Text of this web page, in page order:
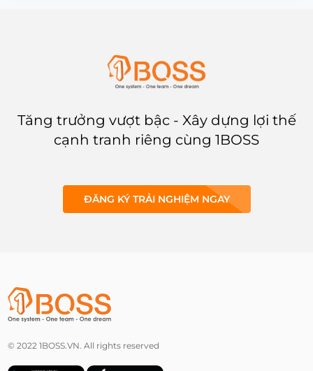
Tăng trưởng vượt bậc - Xây dựng lợi thế
cạnh tranh riêng cùng 1BOSS
ĐĂNG KÝ TRẢI NGHIỆM NGAY
© 2022 1BOSS.VN. All rights reserved